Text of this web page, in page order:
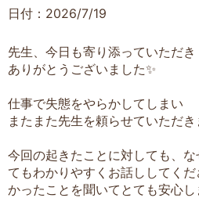
日付：2026/7/19
先生、今日も寄り添っていただき
ありがとうございました✨
仕事で失態をやらかしてしまい
またまた先生を頼らせていただき
今回の起きたことに対しても、
てもわかりやすくお話ししてく
かったことを聞いてとても安心し